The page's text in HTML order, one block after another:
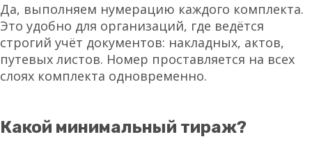
Да, выполняем нумерацию каждого комплекта.
Это удобно для организаций, где ведётся
строгий учёт документов: накладных, актов,
путевых листов. Номер проставляется на всех
слоях комплекта одновременно.
Какой минимальный тираж?